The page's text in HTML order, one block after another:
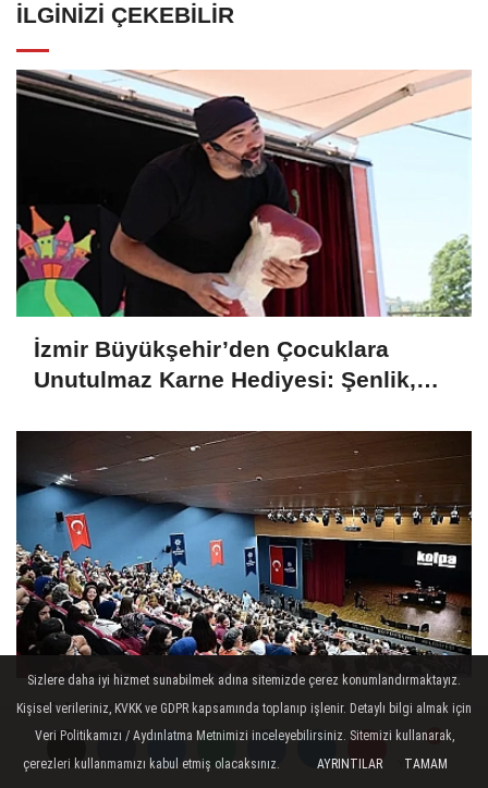
Yorumlar
Yorumlar
İLGINIZI ÇEKEBILIR
İzmir Büyükşehir’den Çocuklara
Unutulmaz Karne Hediyesi: Şenlik,
Didim’de Kolpa Coşkusu: Yaz
Konserleri Binlerce Müzikseveri
Buluşturdu
Sizlere daha iyi hizmet sunabilmek adına sitemizde çerez konumlandırmaktayız.
Kişisel verileriniz, KVKK ve GDPR kapsamında toplanıp işlenir. Detaylı bilgi almak için
Veri Politikamızı / Aydınlatma Metnimizi inceleyebilirsiniz. Sitemizi kullanarak,
çerezleri kullanmamızı kabul etmiş olacaksınız.
AYRINTILAR TAMAM